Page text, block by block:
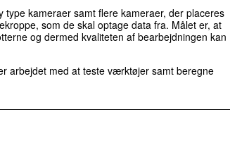
type kameraer samt flere kameraer, der placeres
som de skal optage data fra. Målet er, at
og dermed kvaliteten af bearbejdningen kan
arbejdet med at teste værktøjer samt beregne